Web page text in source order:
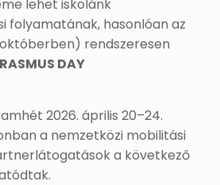
lehet iskolánk
folyamatának, hasonlóan az
rendszeresen
DAY
2026. április 20–24.
a nemzetközi mobilitási
a következő